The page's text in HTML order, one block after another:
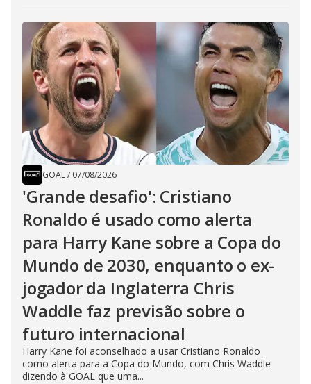
GOAL/ 07/08/2026
'Grande desafio': Cristiano
Ronaldo é usado como alerta
para Harry Kane sobre a Copa do
Mundo de 2030, enquanto o ex-
jogador da Inglaterra Chris
Waddle faz previsão sobre o
futuro internacional
Harry Kane foi aconselhado a usar Cristiano Ronaldo
como alerta para a Copa do Mundo, com Chris Waddle
dizendo à GOAL que uma...